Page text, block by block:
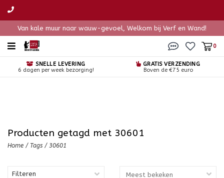
Van kale muur naar wauw-gevoel, Welkom bij Verf en Wand!
0
SNELLE LEVERING
6 dagen per week bezorging!
GRATIS VERZENDING
Boven de €75 euro
Producten getagd met 30601
Home / Tags / 30601
Filteren